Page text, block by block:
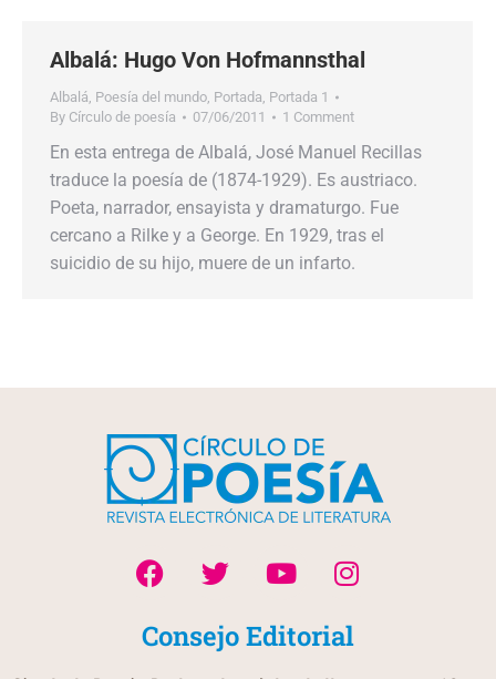
Albalá: Hugo Von Hofmannsthal
Albalá, Poesía del mundo, Portada, Portada 1
By Círculo de poesía 07/06/2011 1 Comment
En esta entrega de Albalá, José Manuel Recillas
traduce la poesía de (1874-1929). Es austriaco.
Poeta, narrador, ensayista y dramaturgo. Fue
cercano a Rilke y a George. En 1929, tras el
suicidio de su hijo, muere de un infarto.
Consejo Editorial